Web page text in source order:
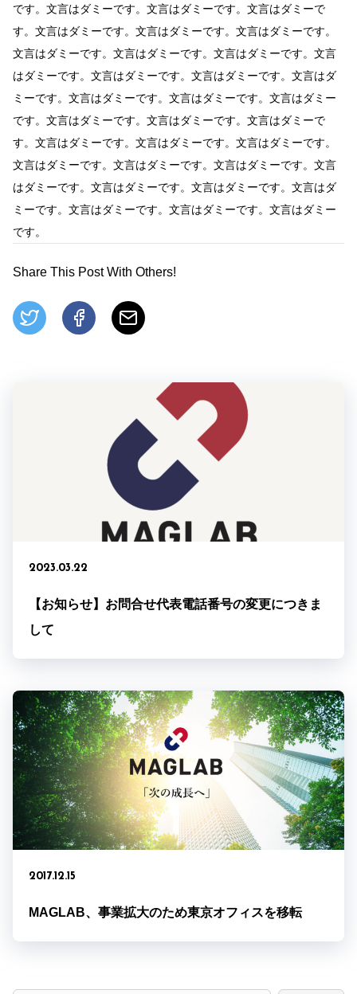
です。文言はダミーです。文言はダミーです。文言はダミーで
す。文言はダミーです。文言はダミーです。文言はダミーです。
文言はダミーです。文言はダミーです。文言はダミーです。文言
はダミーです。文言はダミーです。文言はダミーです。文言はダ
ミーです。文言はダミーです。文言はダミーです。文言はダミー
です。文言はダミーです。文言はダミーです。文言はダミーで
す。文言はダミーです。文言はダミーです。文言はダミーです。
文言はダミーです。文言はダミーです。文言はダミーです。文言
はダミーです。文言はダミーです。文言はダミーです。文言はダ
ミーです。文言はダミーです。文言はダミーです。文言はダミー
です。
Share This Post With Others!
2023.03.22
【お知らせ】お問合せ代表電話番号の変更につきま
して
2017.12.15
MAGLAB、事業拡大のため東京オフィスを移転